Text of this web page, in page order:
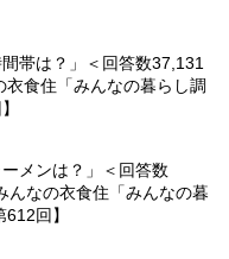
帯は？」＜回答数37,131
食住「みんなの暮らし調
メンは？」＜回答数
んなの衣食住「みんなの暮
回】